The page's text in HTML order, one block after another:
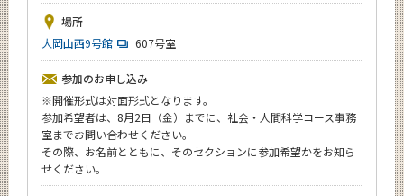
場所
大岡山西9号館
607号室
参加のお申し込み
※開催形式は対面形式となります。
参加希望者は、8月2日（金）までに、社会・人間科学コース事務
室までお問い合わせください。
その際、お名前とともに、そのセクションに参加希望かをお知ら
せください。
イベントカレンダー
Event Calendar
今後のイベント
今後の課程別イベント
年別アーカイブ